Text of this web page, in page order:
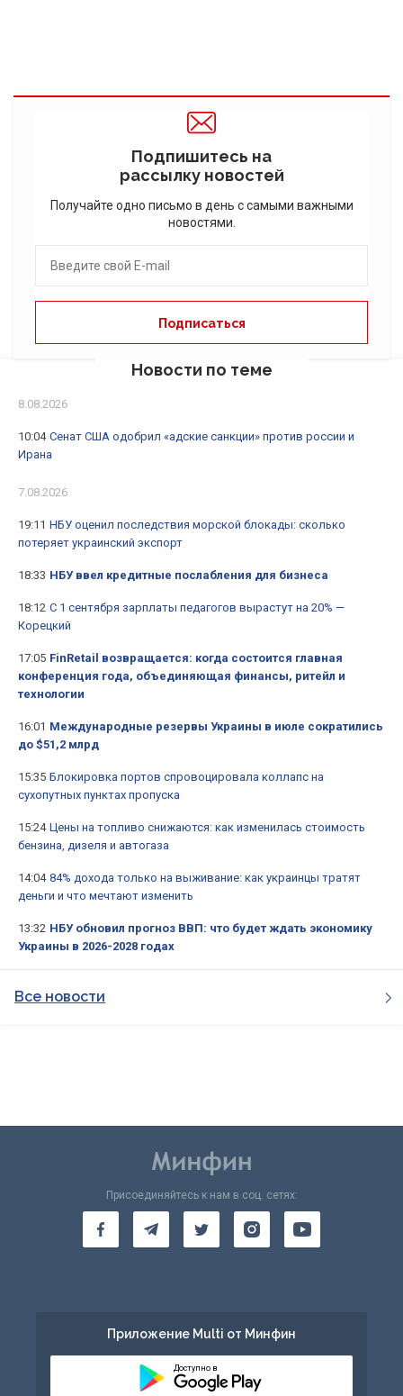
Подпишитесь на
рассылку новостей
Получайте одно письмо в день с самыми важными
новостями.
Новости по теме
8.08.2026
10:04 Сенат США одобрил «адские санкции» против россии и
Ирана
7.08.2026
19:11 НБУ оценил последствия морской блокады: сколько
потеряет украинский экспорт
18:33 НБУ ввел кредитные послабления для бизнеса
18:12 С 1 сентября зарплаты педагогов вырастут на 20% —
Корецкий
17:05 FinRetail возвращается: когда состоится главная
конференция года, объединяющая финансы, ритейл и
технологии
16:01 Международные резервы Украины в июле сократились
до $51,2 млрд
15:35 Блокировка портов спровоцировала коллапс на
сухопутных пунктах пропуска
15:24 Цены на топливо снижаются: как изменилась стоимость
бензина, дизеля и автогаза
14:04 84% дохода только на выживание: как украинцы тратят
деньги и что мечтают изменить
13:32 НБУ обновил прогноз ВВП: что будет ждать экономику
Украины в 2026-2028 годах
Все новости
Присоединяйтесь к нам в соц. сетях:
Приложение Multi от Минфин
Доступно в